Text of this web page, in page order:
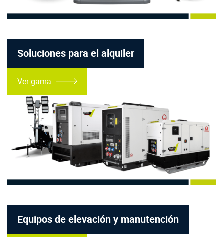
Soluciones para el alquiler
Ver gama
Equipos de elevación y manutención